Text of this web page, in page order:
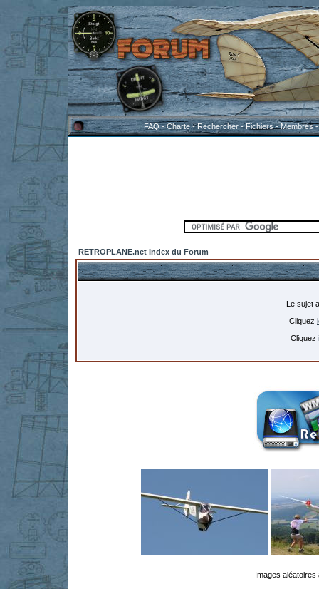
FAQ-Charte-Rechercher-Fichiers-Membres
RETROPLANE.net Index du Forum
Le sujet
Cliquez
Cliquez
Images aléatoires